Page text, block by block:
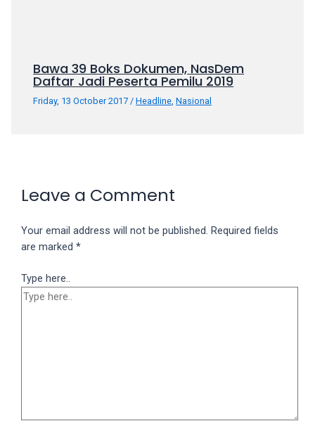
Bawa 39 Boks Dokumen, NasDem
Daftar Jadi Peserta Pemilu 2019
Friday, 13 October 2017/Headline,Nasional
Leave a Comment
Your email address will not be published. Required fields
are marked*
Type here..